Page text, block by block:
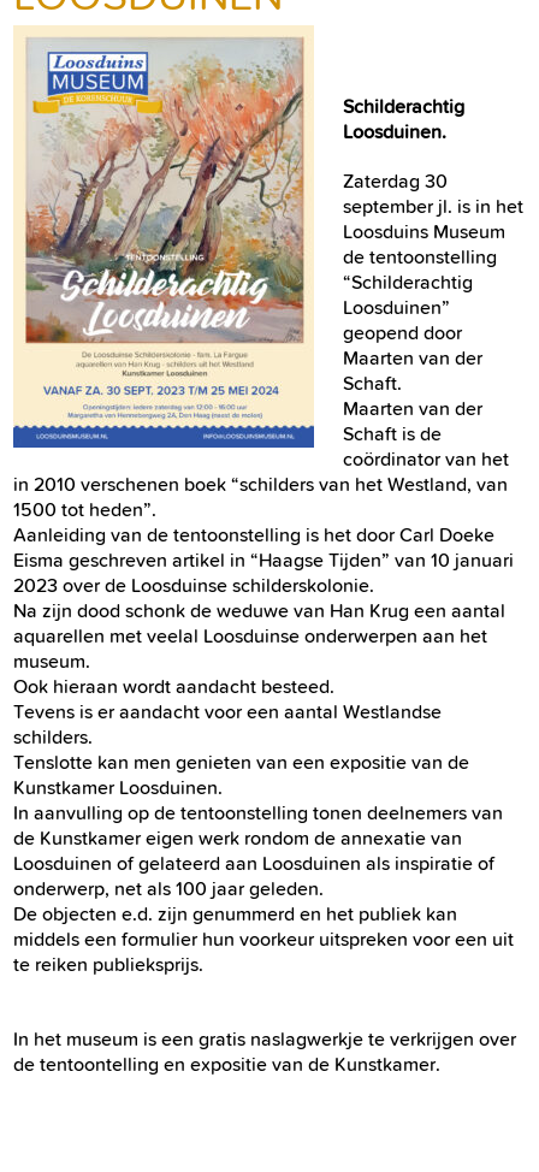
Schilderachtig
Loosduinen.
Zaterdag 30
september jl. is in het
Loosduins Museum
de tentoonstelling
“Schilderachtig
Loosduinen”
geopend door
Maarten van der
Schaft.
Maarten van der
Schaft is de
coördinator van het
in 2010 verschenen boek “schilders van het Westland, van
1500 tot heden”.
Aanleiding van de tentoonstelling is het door Carl Doeke
Eisma geschreven artikel in “Haagse Tijden” van 10 januari
2023 over de Loosduinse schilderskolonie.
Na zijn dood schonk de weduwe van Han Krug een aantal
aquarellen met veelal Loosduinse onderwerpen aan het
museum.
Ook hieraan wordt aandacht besteed.
Tevens is er aandacht voor een aantal Westlandse
schilders.
Tenslotte kan men genieten van een expositie van de
Kunstkamer Loosduinen.
In aanvulling op de tentoonstelling tonen deelnemers van
de Kunstkamer eigen werk rondom de annexatie van
Loosduinen of gelateerd aan Loosduinen als inspiratie of
onderwerp, net als 100 jaar geleden.
De objecten e.d. zijn genummerd en het publiek kan
middels een formulier hun voorkeur uitspreken voor een uit
te reiken publieksprijs.
In het museum is een gratis naslagwerkje te verkrijgen over
de tentoontelling en expositie van de Kunstkamer.